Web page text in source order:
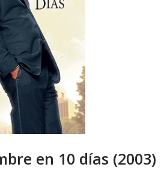
en 10 días (2003)